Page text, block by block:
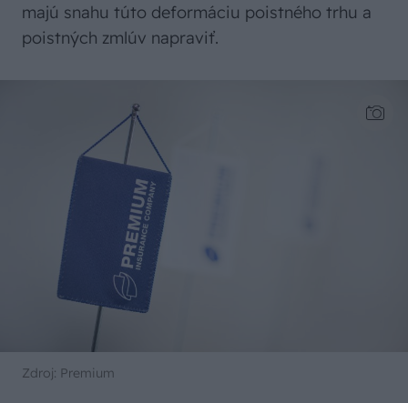
majú snahu túto deformáciu poistného trhu a
poistných zmlúv napraviť.
Zdroj: Premium